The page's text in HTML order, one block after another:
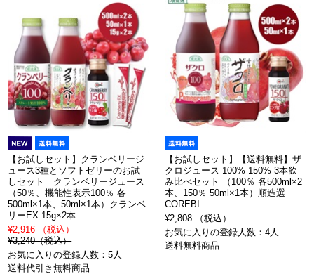
【お試しセット】クランベリージ
ュース3種とソフトゼリーのお試
しセット クランベリージュース
（50％、機能性表示100％ 各
500ml×1本、50ml×1本）クランベ
リーEX 15g×2本
¥2,916 （税込）
¥3,240（税込）
お気に入りの登録人数：5人
送料代引き無料商品
【お試しセット】【送料無料】ザ
クロジュース 100% 150% 3本飲
み比べセット （100％ 各500ml×2
本、150％ 50ml×1本）順造選
COREBI
¥2,808 （税込）
お気に入りの登録人数：4人
送料無料商品